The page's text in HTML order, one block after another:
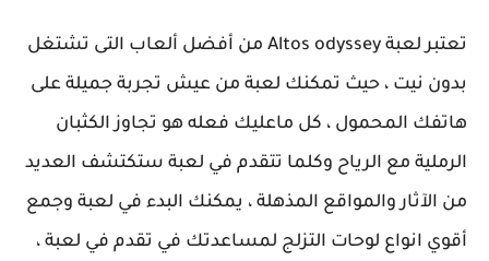
تعتبر لعبة Altos odyssey من أفضل ألعاب التى تشتغل
بدون نيت ، حيث تمكنك لعبة من عيش تجربة جميلة على
هاتفك المحمول ، كل ماعليك فعله هو تجاوز الكثبان
الرملية مع الرياح وكلما تتقدم في لعبة ستكتشف العديد
من الآثار والمواقع المذهلة ، يمكنك البدء في لعبة وجمع
أقوي انواع لوحات التزلج لمساعدتك في تقدم في لعبة ،